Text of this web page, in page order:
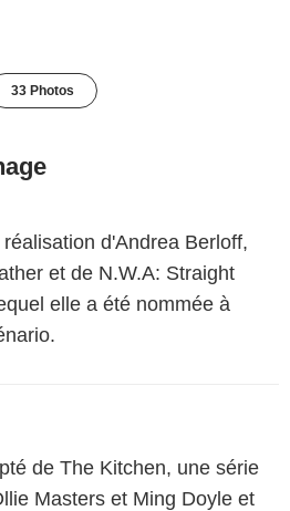
33 Photos
d'Andrea Berloff,
et de N.W.A: Straight
elle a été nommée à
de The Kitchen, une série
Masters et Ming Doyle et